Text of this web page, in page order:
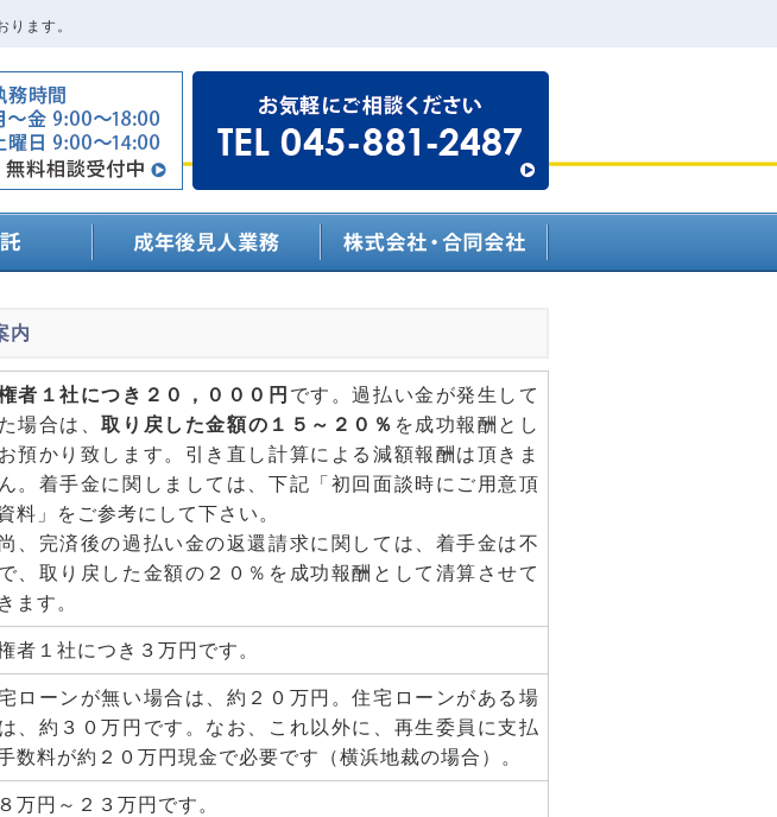
ます。
内
者１社につき２０，０００円 です。過払い金が発生して
場合は、取り戻した金額の１５～２０％ を成功報酬とし
預かり致します。引き直し計算による減額報酬は頂きま
。着手金に関しましては、下記「初回面談時にご用意頂
料」をご参考にして下さい。
、完済後の過払い金の返還請求に関しては、着手金は不
、取り戻した金額の２０％を成功報酬として清算させて
ます。
者１社につき３万円です。
ローンが無い場合は、約２０万円。住宅ローンがある場
、約３０万円です。なお、これ以外に、再生委員に支払
数料が約２０万円現金で必要です（横浜地裁の場合）。
万円～２３万円です。